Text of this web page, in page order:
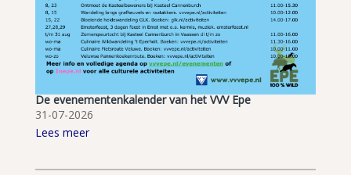
De evenementenkalender van het VVV Epe
31-07-2026
Lees meer